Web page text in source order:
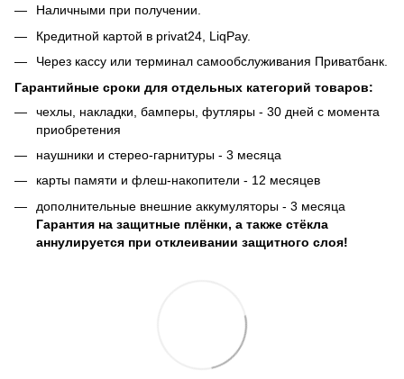
Наличными при получении.
Кредитной картой в privat24, LiqPay.
Через кассу или терминал самообслуживания Приватбанк.
Гарантийные сроки для отдельных категорий товаров:
чехлы, накладки, бамперы, футляры - 30 дней с момента
приобретения
наушники и стерео-гарнитуры - 3 месяца
карты памяти и флеш-накопители - 12 месяцев
дополнительные внешние аккумуляторы - 3 месяца
Гарантия на защитные плёнки, а также стёкла
аннулируется при отклеивании защитного слоя!